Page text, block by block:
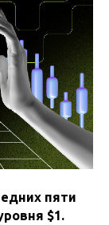
пяти
$1.